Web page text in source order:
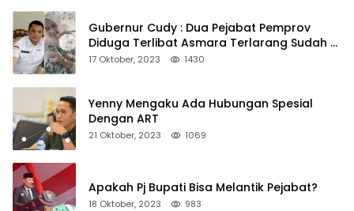
Gubernur Cudy : Dua Pejabat Pemprov
Diduga Terlibat Asmara Terlarang Sudah di
Non Job
17 Oktober, 2023 1430
Yenny Mengaku Ada Hubungan Spesial
Dengan ART
21 Oktober, 2023 1069
Apakah Pj Bupati Bisa Melantik Pejabat?
18 Oktober, 2023 983